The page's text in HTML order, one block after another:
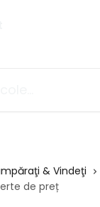
& Vindeţi
de preț